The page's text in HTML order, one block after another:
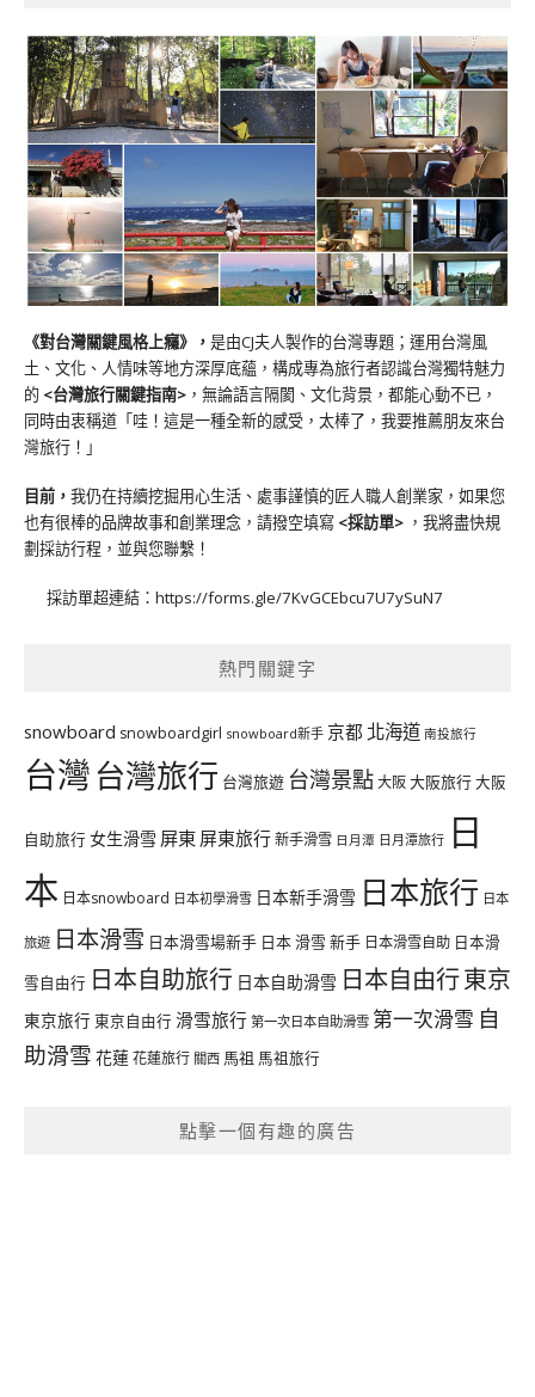
《對台灣關鍵風格上癮》 ， 是由CJ夫人製作的台灣專題；運用台灣風
土、文化、人情味等地方深厚底蘊，構成專為旅行者認識台灣獨特魅力
的 <台灣旅行關鍵指南> ，無論語言隔閡、文化背景，都能心動不已，
同時由衷稱道「哇！這是一種全新的感受，太棒了，我要推薦朋友來台
灣旅行！」
目前， 我仍在持續挖掘用心生活、處事謹慎的匠人職人創業家，如果您
也有很棒的品牌故事和創業理念，請撥空填寫 <採訪單> ，我將盡快規
劃採訪行程，並與您聯繫！
採訪單超連結： https://forms.gle/7KvGCEbcu7U7ySuN7
熱門關鍵字
snowboard snowboardgirl snowboard新手 京都 北海道 南投旅行
台灣台灣旅行 台灣旅遊 台灣景點大阪大阪旅行大阪
自助旅行 女生滑雪 屏東 屏東旅行新手滑雪 日月潭 日月潭旅行 日
本 日本snowboard 日本初學滑雪 日本新手滑雪 日本旅行 日本
旅遊 日本滑雪 日本滑雪場新手 日本 滑雪 新手 日本滑雪自助 日本滑
雪自由行 日本自助旅行 日本自助滑雪 日本自由行東京
東京旅行 東京自由行 滑雪旅行 第一次日本自助滑雪 第一次滑雪 自
助滑雪 花蓮花蓮旅行 關西 馬祖 馬祖旅行
點擊一個有趣的廣告